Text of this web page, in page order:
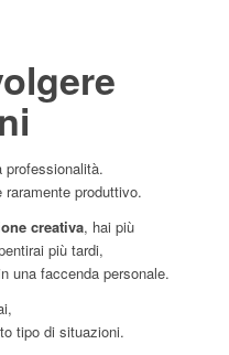
professionalità.
raramente produttivo.
creativa, hai più
più tardi,
una faccenda personale.
tipo di situazioni.